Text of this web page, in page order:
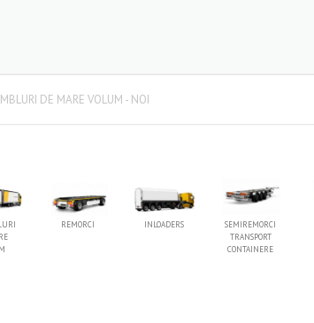
DE MARE VOLUM - NOI
REMORCI INLOADERS
SEMIREMORCI
TRANSPORT
CONTAINERE